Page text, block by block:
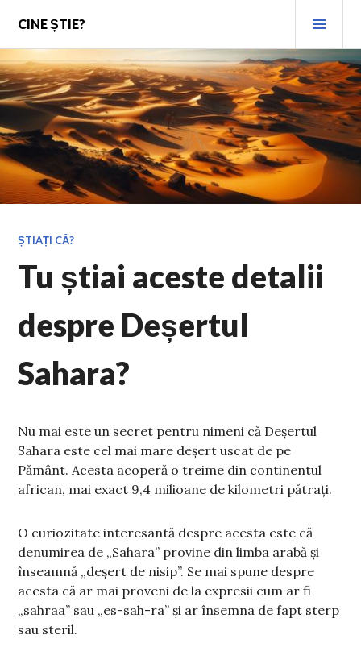
content
CINE ȘTIE?
ȘTIAȚI CĂ?
Tu știai aceste detalii
despre Deșertul
Sahara?
Nu mai este un secret pentru nimeni că Deșertul
Sahara este cel mai mare deșert uscat de pe
Pământ. Acesta acoperă o treime din continentul
african, mai exact 9,4 milioane de kilometri pătrați.
O curiozitate interesantă despre acesta este că
denumirea de „Sahara” provine din limba arabă și
înseamnă „deșert de nisip”. Se mai spune despre
acesta că ar mai proveni de la expresii cum ar fi
„sahraa” sau „es-sah-ra” și ar însemna de fapt sterp
sau steril.